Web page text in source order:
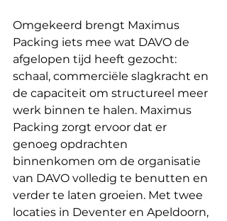
Omgekeerd brengt Maximus
Packing iets mee wat DAVO de
afgelopen tijd heeft gezocht:
schaal, commerciële slagkracht en
de capaciteit om structureel meer
werk binnen te halen. Maximus
Packing zorgt ervoor dat er
genoeg opdrachten
binnenkomen om de organisatie
van DAVO volledig te benutten en
verder te laten groeien. Met twee
locaties in Deventer en Apeldoorn,